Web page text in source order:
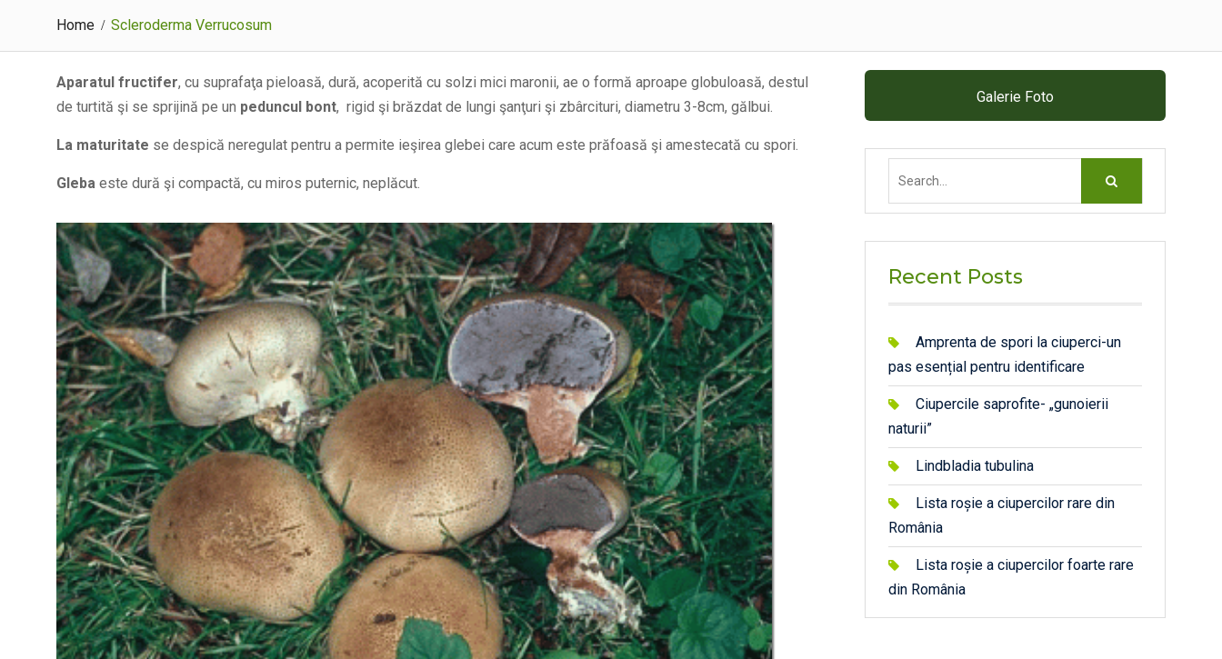
Home Scleroderma Verrucosum
Aparatul fructifer, cu suprafaţa pieloasă, dură, acoperită cu solzi mici maronii, ae o formă aproape globuloasă, destul
de turtită şi se sprijină pe un peduncul bont, rigid şi brăzdat de lungi şanţuri şi zbârcituri, diametru 3-8cm, gălbui.
La maturitate se despică neregulat pentru a permite ieşirea glebei care acum este prăfoasă şi amestecată cu spori.
Gleba este dură şi compactă, cu miros puternic, neplăcut.
Galerie Foto
Recent Posts
Amprenta de spori la ciuperci-un
pas esențial pentru identificare
Ciupercile saprofite- „gunoierii
naturii”
Lindbladia tubulina
Lista roșie a ciupercilor rare din
România
Lista roșie a ciupercilor foarte rare
din România